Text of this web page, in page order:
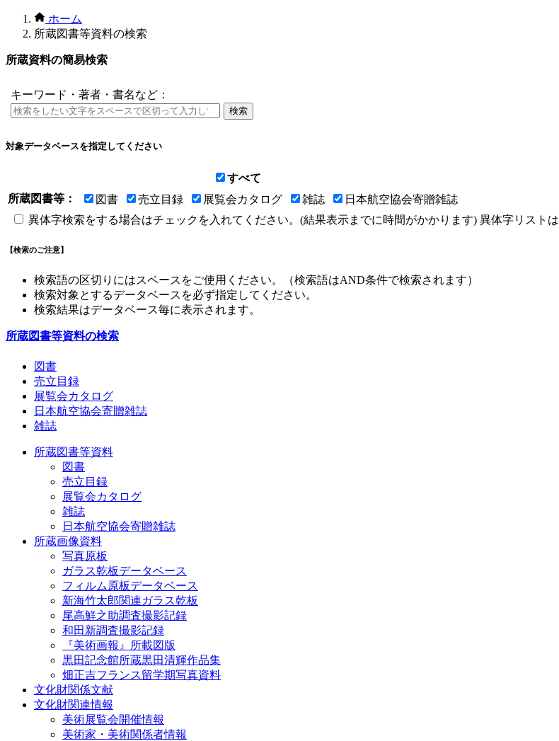
ホーム
所蔵図書等資料の検索
所蔵資料の簡易検索
キーワード・著者・書名など：
対象データベースを指定してください
すべて
所蔵図書等：
図書 売立目録 展覧会カタログ 雑誌
日本航空協会寄贈雑誌
異体字検索をする場合はチェックを入れてください。(結果表示までに時間がかかります) 異体字リストは
【検索のご注意】
検索語の区切りにはスペースをご使用ください。（検索語はAND条件で検索されます）
検索対象とするデータベースを必ず指定してください。
検索結果はデータベース毎に表示されます。
所蔵図書等資料の検索
図書
売立目録
展覧会カタログ
日本航空協会寄贈雑誌
雑誌
所蔵図書等資料
図書
売立目録
展覧会カタログ
雑誌
日本航空協会寄贈雑誌
所蔵画像資料
写真原板
ガラス乾板データベース
フィルム原板データベース
新海竹太郎関連ガラス乾板
尾高鮮之助調査撮影記録
和田新調査撮影記録
『美術画報』所載図版
黒田記念館所蔵黒田清輝作品集
畑正吉フランス留学期写真資料
文化財関係文献
文化財関連情報
美術展覧会開催情報
美術家・美術関係者情報